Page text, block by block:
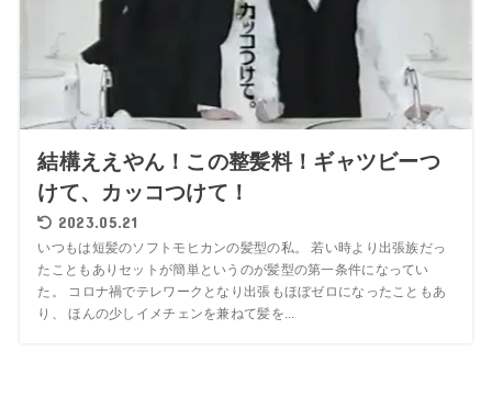
結構ええやん！この整髪料！ギャツビーつ
けて、カッコつけて！
2023.05.21
いつもは短髪のソフトモヒカンの髪型の私。 若い時より出張族だっ
たこともありセットが簡単というのが髪型の第一条件になってい
た。 コロナ禍でテレワークとなり出張もほぼゼロになったこともあ
り、 ほんの少しイメチェンを兼ねて髪を...